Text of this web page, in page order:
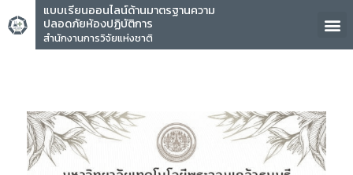
แบบเรียนออนไลน์ด้านมาตรฐานความ
ปลอดภัยห้องปฏิบัติการ
สำนักงานการวิจัยแห่งชาติ